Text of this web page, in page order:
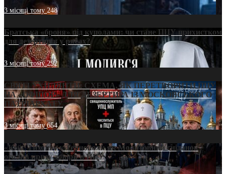
3 місяці тому248
Братська «броня» під куполами: чи стане ПЦУ прихистком
для дезертирів у рясах?
3 місяці тому292
СВЯТІ УХИЛЯНТИ: СХЕМА, ЯК ПЕРЕТВОРИТИ ПЦУ
НА «ОФШОР» ДЛЯ ДЕЗЕРТИРА ІЗ МОСКОВСЬКОГО
ПАТРІАРХАТУ
3 місяці тому654
«Кейс Тихона» у Тернополі: як Молитовний сніданок
оголив кризу довіри в ПЦУ